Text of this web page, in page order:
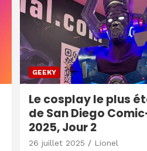
GEEKY
Le cosplay le plus
de San Diego
2025, Jour 2
26 juillet 2025 Lionel